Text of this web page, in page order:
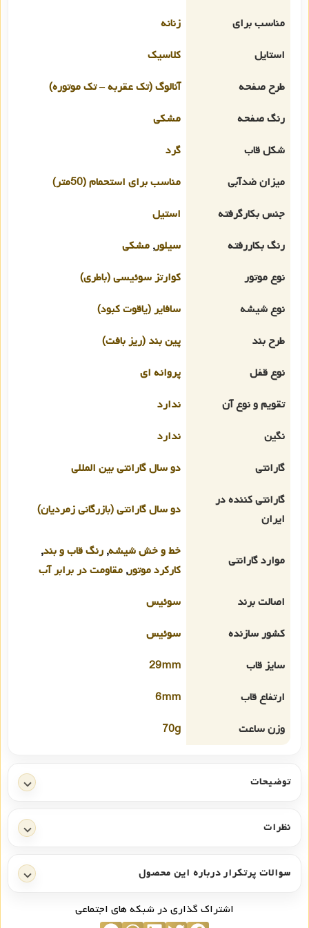
مناسب برای
زنانه
استایل
کلاسیک
طرح صفحه
آنالوگ (تک عقربه – تک موتوره)
رنگ صفحه
مشکی
شکل قاب
گرد
میزان ضدآبی
مناسب برای استحمام (50متر)
جنس بکارگرفته
استیل
رنگ بکاررفته
سیلور, مشکی
نوع موتور
کوارتز سوئیسی (باطری)
نوع شیشه
سافایر (یاقوت کبود)
طرح بند
پین بند (ریز بافت)
نوع قفل
پروانه ای
تقویم و نوع آن
ندارد
نگین
ندارد
گارانتی
دو سال گارانتی بین المللی
گارانتی کننده در
ایران
دو سال گارانتی (بازرگانی زمردیان)
موارد گارانتی
خط و خش شیشه, رنگ قاب و بند,
کارکرد موتور, مقاومت در برابر آب
اصالت برند
سوئیس
کشور سازنده
سوئیس
سایز قاب
29mm
ارتفاع قاب
6mm
وزن ساعت
70g
توضیحات
نظرات
سوالات پرتکرار درباره این محصول
اشتراک گذاری در شبکه های اجتماعی